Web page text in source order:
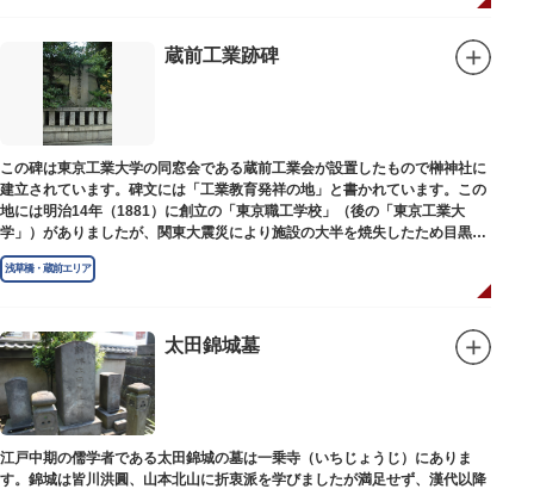
蔵前工業跡碑
この碑は東京工業大学の同窓会である蔵前工業会が設置したもので榊神社に
建立されています。碑文には「工業教育発祥の地」と書かれています。この
地には明治14年（1881）に創立の「東京職工学校」（後の「東京工業大
学」）がありましたが、関東大震災により施設の大半を焼失したため目黒に
移転しました。
浅草橋・蔵前エリア
太田錦城墓
江戸中期の儒学者である太田錦城の墓は一乗寺（いちじょうじ）にありま
す。錦城は皆川洪圓、山本北山に折衷派を学びましたが満足せず、漢代以降